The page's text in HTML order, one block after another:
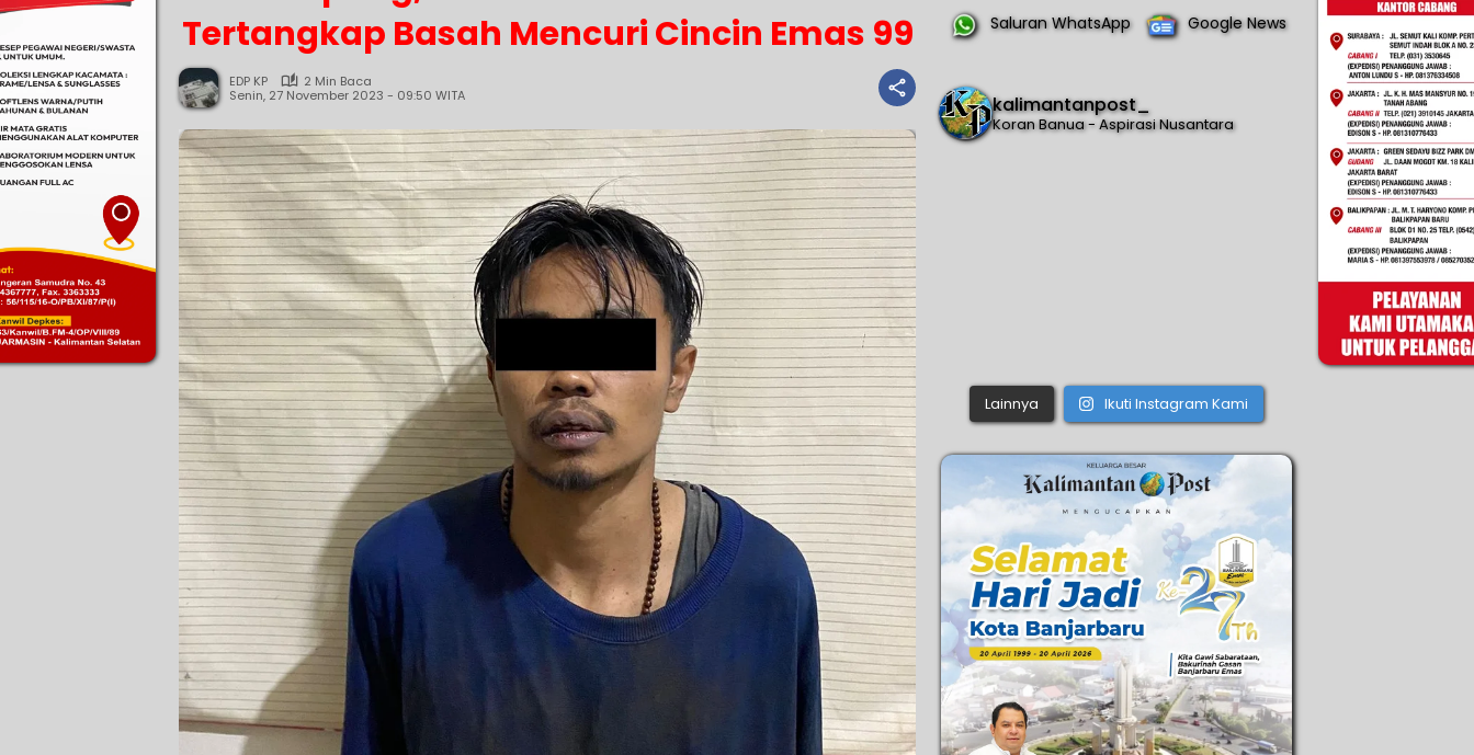
Tertangkap Basah Mencuri Cincin Emas 99
EDP KP
2 Min Baca
Senin, 27 November 2023 - 09:50 WITA
Saluran WhatsApp Google News
kalimantanpost_
Koran Banua - Aspirasi Nusantara
Lainnya Ikuti Instagram Kami